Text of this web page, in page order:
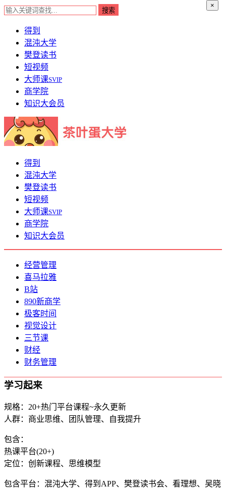
×
得到
混沌大学
樊登读书
短视频
大师课SVIP
商学院
知识大会员
得到
混沌大学
樊登读书
短视频
大师课SVIP
商学院
知识大会员
经营管理
喜马拉雅
B站
890新商学
极客时间
视觉设计
三节课
财经
财务管理
学习起来
规格：20+热门平台课程~永久更新
人群：商业思维、团队管理、自我提升
包含：
热课平台(20+)
定位：创新课程、思维模型
包含平台：混沌大学、得到APP、樊登读书会、看理想、吴晓